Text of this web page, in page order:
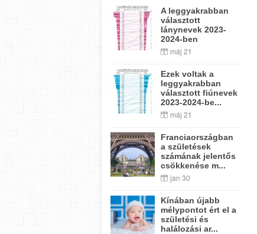
A leggyakrabban
választott
lánynevek 2023-
2024-ben
máj 21
Ezek voltak a
leggyakrabban
választott fiúnevek
2023-2024-be...
máj 21
Franciaországban
a születések
számának jelentős
csökkenése m...
jan 30
Kínában újabb
mélypontot ért el a
születési és
halálozási ar...